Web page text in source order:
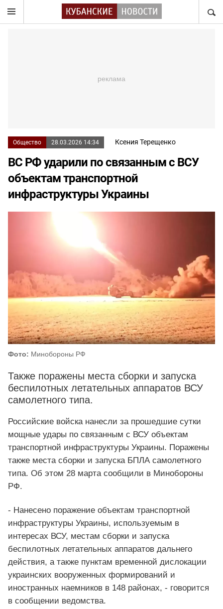
Общество 28.03.2026 14:34 Ксения Терещенко
ВС РФ ударили по связанным с ВСУ
объектам транспортной
инфраструктуры Украины
Фото: Минобороны РФ
Также поражены места сборки и запуска
беспилотных летательных аппаратов ВСУ
самолетного типа.
Российские войска нанесли за прошедшие сутки
мощные удары по связанным с ВСУ объектам
транспортной инфраструктуры Украины. Поражены
также места сборки и запуска БПЛА самолетного
типа. Об этом 28 марта сообщили в Минобороны
РФ.
- Нанесено поражение объектам транспортной
инфраструктуры Украины, используемым в
интересах ВСУ, местам сборки и запуска
беспилотных летательных аппаратов дальнего
действия, а также пунктам временной дислокации
украинских вооруженных формирований и
иностранных наемников в 148 районах, - говорится
в сообщении ведомства.